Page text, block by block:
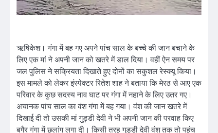
ऋषिकेश। गंगा में बह गए अपने पांच साल के बच्चे की जान बचाने के
लिए एक मां ने अपनी जान को खतरे में डाल दिया। वहीं ऐन समय पर
जल पुलिस ने सक्रियता दिखाते हुए दोनों का सकुशल रेस्क्यू किया।
इस मामले को लेकर इंस्पेक्टर रितेश शाह ने बताया कि मेरठ से आए एक
परिवार के कुछ सदस्य नाव घाट पर गंगा में नहाने के लिए उतर गए।
अचानक पांच साल का वंश गंगा में बह गया। वंश की जान खतरे में
दिखाई दी तो उसकी मां गुड्डी देवी ने भी अपनी जान की परवाह किए
बगैर गंगा में छलांग लगा दी। किसी तरह गुड्डी देवी वंश तक तो पहुंच